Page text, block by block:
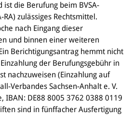
ist die Berufung beim BVSA-
RA) zulässiges Rechtsmittel.
nach Eingang dieser
und binnen einer weiteren
Berichtigungsantrag hemmt nicht
der Berufungsgebühr in
nachzuweisen (Einzahlung auf
Verbandes Sachsen-Anhalt e. V.
IBAN: DE88 8005 3762 0388 0119
sind in fünffacher Ausfertigung